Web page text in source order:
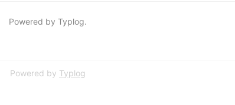
Powered by Typlog